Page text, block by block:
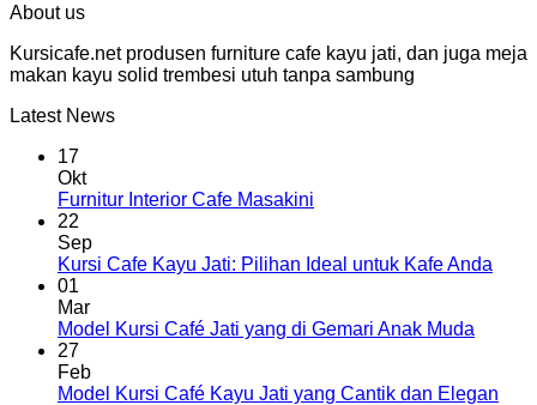
About us
Kursicafe.net produsen furniture cafe kayu jati, dan juga meja
makan kayu solid trembesi utuh tanpa sambung
Latest News
17
Okt
Furnitur Interior Cafe Masakini
22
Sep
Kursi Cafe Kayu Jati: Pilihan Ideal untuk Kafe Anda
01
Mar
Model Kursi Café Jati yang di Gemari Anak Muda
27
Feb
Model Kursi Café Kayu Jati yang Cantik dan Elegan